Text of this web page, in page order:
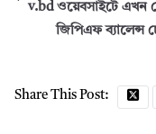
v.bd ওয়েবসাইটে এখন
জিপিএফ ব্যালেন্স
Share This Post: